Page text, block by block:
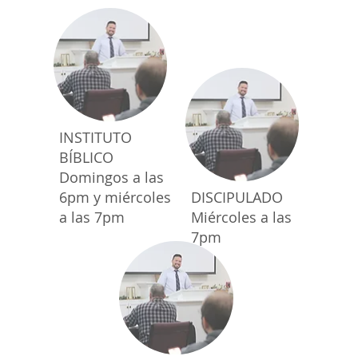
INSTITUTO
BÍBLICO
Domingos a las
6pm y miércoles
a las 7pm
DISCIPULADO
Miércoles a las
7pm